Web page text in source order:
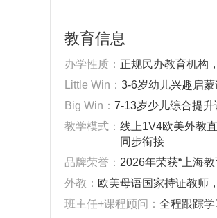
教育信息
‌办学性质‌： 正规民办教育机构
Little Win： 3-6岁幼儿兴趣启
Big Win： 7-13岁少儿综合提
‌教学模式‌： 线上1V4欧美外教
同步衔接
‌品牌荣誉‌： 2026年荣获“上海
外教： 欧美母语国家持证教师
班主任+课程顾问： 全程跟踪